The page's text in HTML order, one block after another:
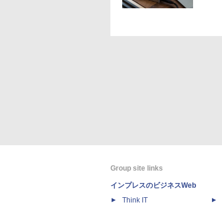
Group site links
インプレスのビジネスWeb
Think IT